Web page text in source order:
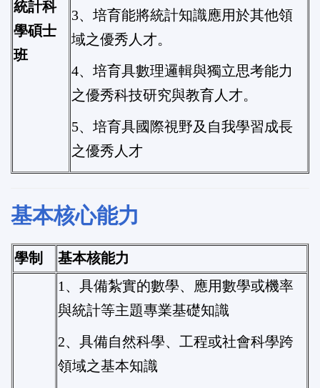
統計科
學碩士
班
3、培育能將統計知識應用於其他領
域之優秀人才。
4、培育具數理邏輯與獨立思考能力
之優秀科技研究與教育人才。
5、培育具國際視野及自我學習成長
之優秀人才
基本核心能力
學制 基本核能力
1、具備紮實的數學、應用數學或機率
與統計等主題專業基礎知識
2、具備自然科學、工程或社會科學跨
領域之基本知識